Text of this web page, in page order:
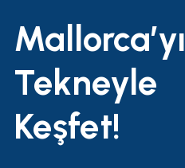
Mallorca’yı
Tekneyle
Keşfet!